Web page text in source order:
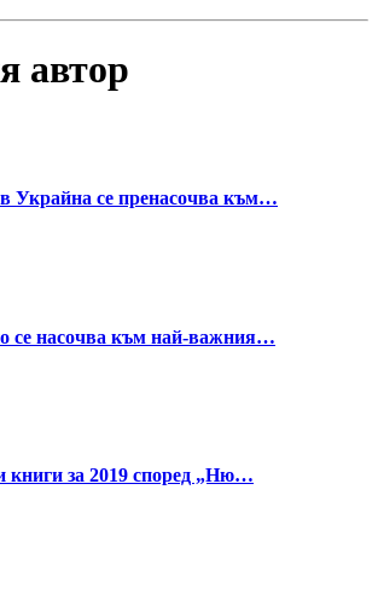
автор
Украйна се пренасочва към…
се насочва към най-важния…
книги за 2019 според „Ню…